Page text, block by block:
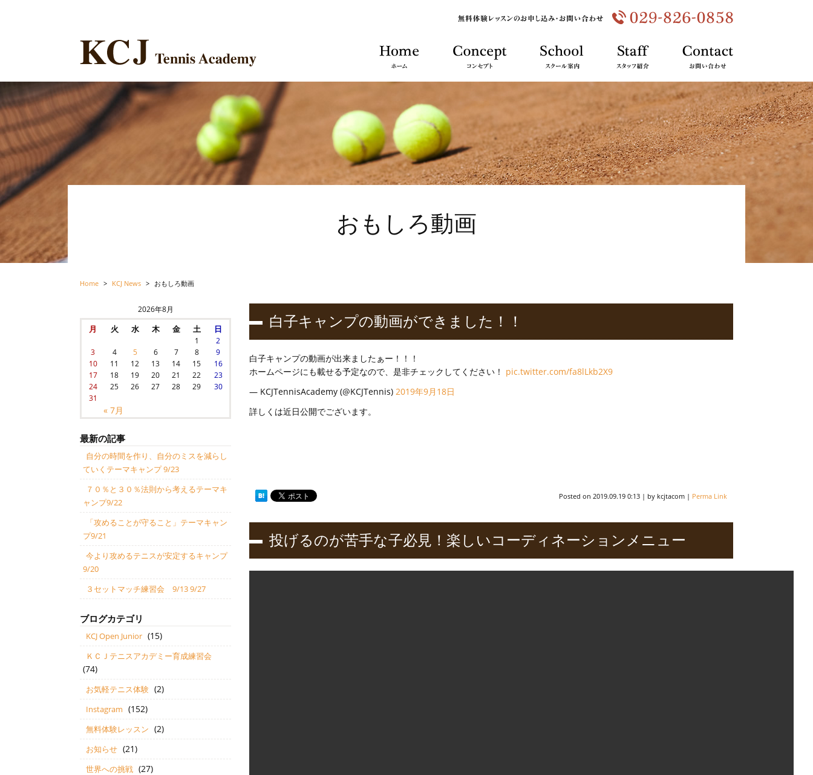
おもしろ動画
Home > KCJ News > おもしろ動画
白子キャンプの動画ができました！！
白子キャンプの動画が出来ましたぁー！！！
ホームページにも載せる予定なので、是非チェックしてください！ pic.twitter.com/fa8lLkb2X9
— KCJTennisAcademy (@KCJTennis) 2019年9月18日
詳しくは近日公開でございます。
Posted on 2019.09.19 0:13 | by kcjtacom | Perma Link
投げるのが苦手な子必見！楽しいコーディネーションメニュー
2026年8月
月 火 水 木 金 土 日
« 7月
1
2
3
4 5 6 7 8
9
10
11 12 13 14 15
16
17
18 19 20 21 22
23
24
25 26 27 28 29
30
31
最新の記事
自分の時間を作り、自分のミスを減らし
ていくテーマキャンプ 9/23
７０％と３０％法則から考えるテーマキ
ャンプ9/22
「攻めることが守ること」テーマキャン
プ9/21
今より攻めるテニスが安定するキャンプ
9/20
３セットマッチ練習会 9/13 9/27
ブログカテゴリ
KCJ Open Junior (15)
ＫＣＪテニスアカデミー育成練習会
(74)
お気軽テニス体験 (2)
Instagram (152)
無料体験レッスン (2)
お知らせ (21)
世界への挑戦 (27)